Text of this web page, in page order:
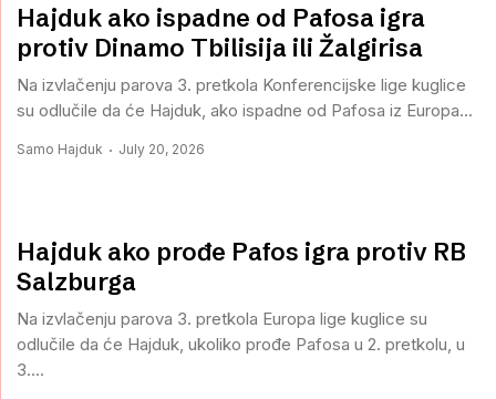
Hajduk ako ispadne od Pafosa igra
protiv Dinamo Tbilisija ili Žalgirisa
Na izvlačenju parova 3. pretkola Konferencijske lige kuglice
su odlučile da će Hajduk, ako ispadne od Pafosa iz Europa...
Samo Hajduk July 20, 2026
Hajduk ako prođe Pafos igra protiv RB
Salzburga
Na izvlačenju parova 3. pretkola Europa lige kuglice su
odlučile da će Hajduk, ukoliko prođe Pafosa u 2. pretkolu, u
3....